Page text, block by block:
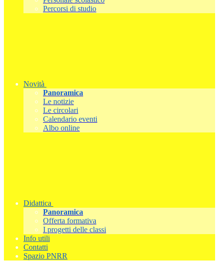
Percorsi di studio
Novità
Panoramica
Le notizie
Le circolari
Calendario eventi
Albo online
Didattica
Panoramica
Offerta formativa
I progetti delle classi
Info utili
Contatti
Spazio PNRR